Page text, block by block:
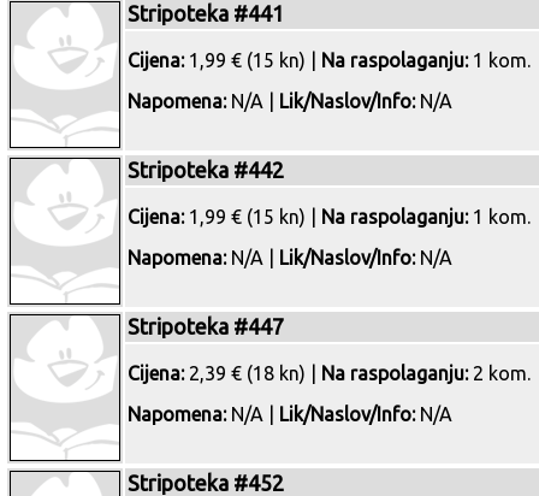
Stripoteka #441
Cijena:1,99 € (15 kn) | Na raspolaganju:1 kom.
Napomena:N/A | Lik/Naslov/Info:N/A
Stripoteka #442
Cijena:1,99 € (15 kn) | Na raspolaganju:1 kom.
Napomena:N/A | Lik/Naslov/Info:N/A
Stripoteka #447
Cijena:2,39 € (18 kn) | Na raspolaganju:2 kom.
Napomena:N/A | Lik/Naslov/Info:N/A
Stripoteka #452